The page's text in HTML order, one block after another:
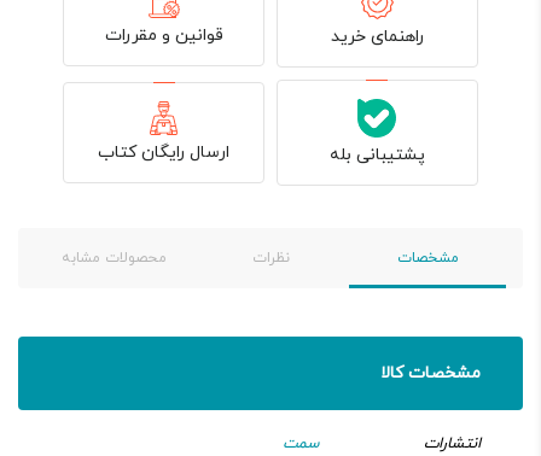
راهنمای خرید قوانین و مقررات
پشتیبانی بله ارسال رایگان کتاب
مشخصات نظرات محصولات مشابه
مشخصات کالا
انتشارات سمت